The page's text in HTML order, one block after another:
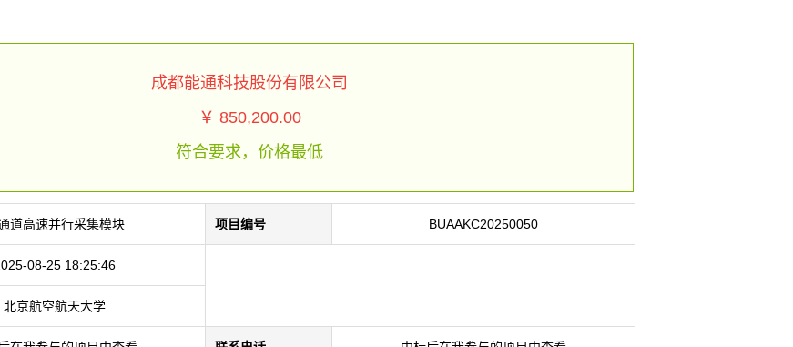
成都能通科技股份有限公司
￥ 850,200.00
符合要求，价格最低
道高速并行采集模块 项目编号 BUAAKC20250050
08-25 18:25:46
北京航空航天大学